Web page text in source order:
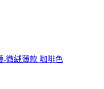
-微絨薄款 咖啡色